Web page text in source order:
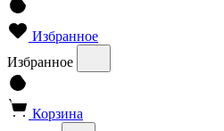
Избранное
Избранное
Корзина